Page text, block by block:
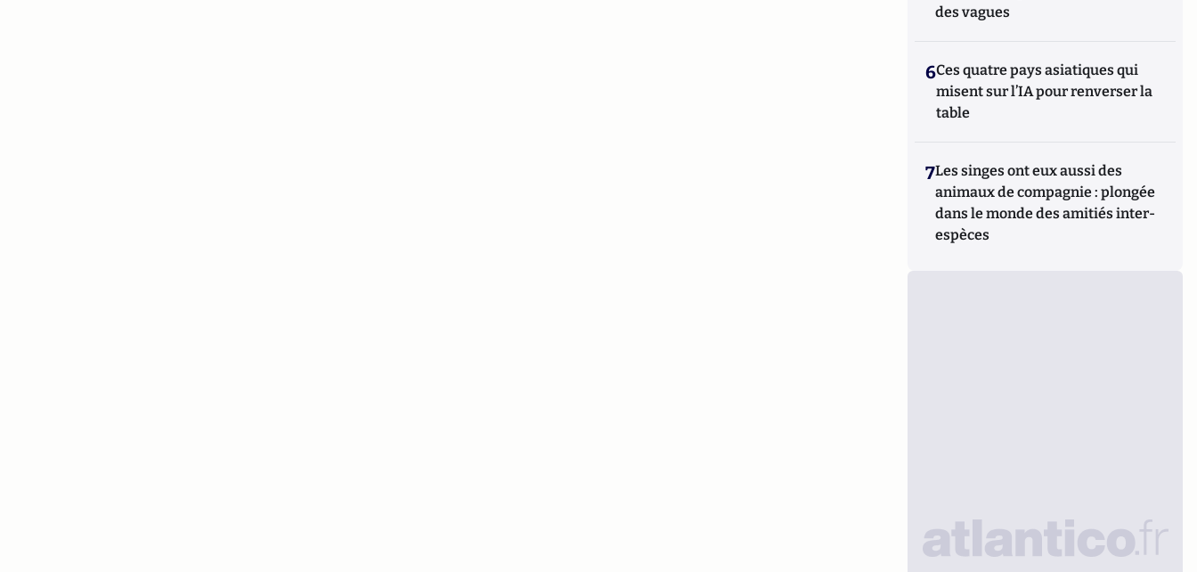
des vagues
6Ces quatre pays asiatiques qui
misent sur l’IA pour renverser la
table
7Les singes ont eux aussi des
animaux de compagnie : plongée
dans le monde des amitiés inter-
espèces